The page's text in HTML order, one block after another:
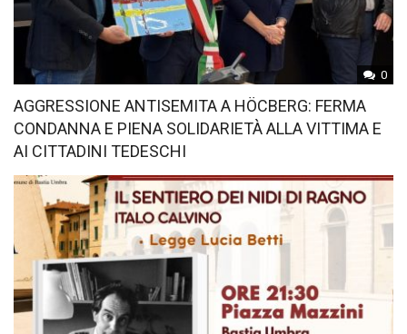
0
AGGRESSIONE ANTISEMITA A HÖCBERG: FERMA
CONDANNA E PIENA SOLIDARIETÀ ALLA VITTIMA E
AI CITTADINI TEDESCHI